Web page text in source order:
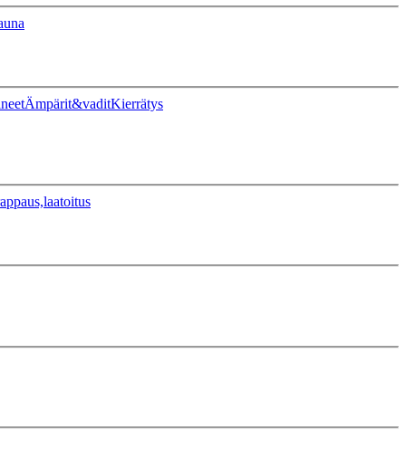
Ämpärit&vaditKierrätys